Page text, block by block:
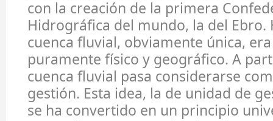
con la creación de la primera
Hidrográfica del mundo, la del Ebro.
cuenca fluvial, obviamente única,
puramente físico y geográfico. A
cuenca fluvial pasa considerarse
gestión. Esta idea, la de unidad de
se ha convertido en un principio